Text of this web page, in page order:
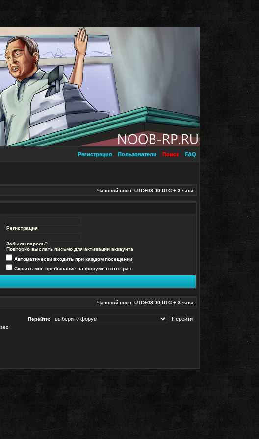
FAQ
Поиск
Пользователи
Регистрация
Часовой пояс: UTC+03:00 UTC + 3 часа
Регистрация
Забыли пароль?
Повторно выслать письмо для активации аккаунта
Автоматически входить при каждом посещении
Скрыть мое пребывание на форуме в этот раз
Часовой пояс: UTC+03:00 UTC + 3 часа
Перейти:
seo